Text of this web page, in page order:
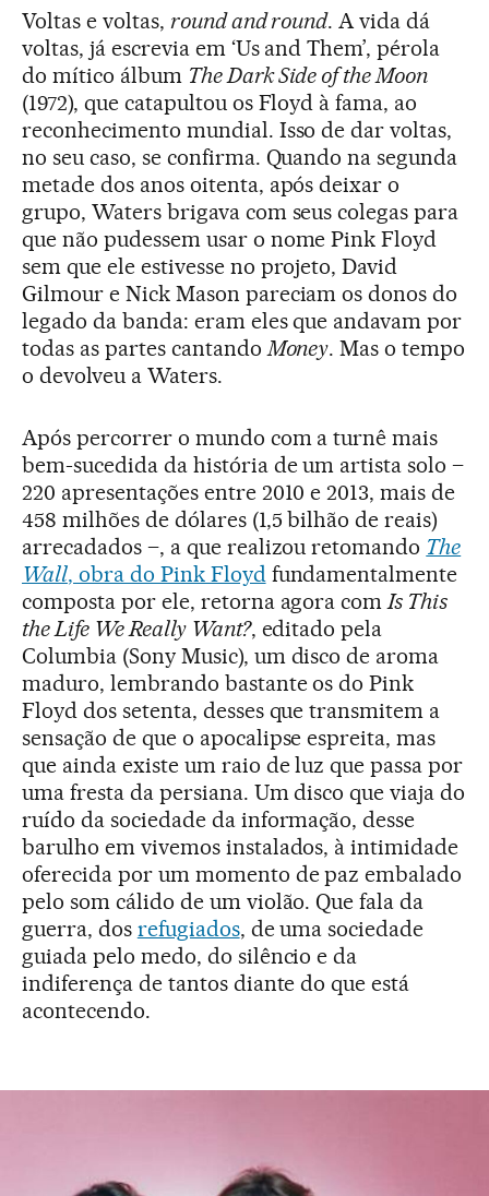
Voltas e voltas, round and round. A vida dá
voltas, já escrevia em ‘Us and Them’, pérola
do mítico álbum The Dark Side of the Moon
(1972), que catapultou os Floyd à fama, ao
reconhecimento mundial. Isso de dar voltas,
no seu caso, se confirma. Quando na segunda
metade dos anos oitenta, após deixar o
grupo, Waters brigava com seus colegas para
que não pudessem usar o nome Pink Floyd
sem que ele estivesse no projeto, David
Gilmour e Nick Mason pareciam os donos do
legado da banda: eram eles que andavam por
todas as partes cantandoMoney. Mas o tempo
o devolveu a Waters.
Após percorrer o mundo com a turnê mais
bem-sucedida da história de um artista solo –
220 apresentações entre 2010 e 2013, mais de
458 milhões de dólares (1,5 bilhão de reais)
arrecadados –, a que realizou retomando The
Wall, obra do Pink Floydfundamentalmente
composta por ele, retorna agora comIs This
the Life We Really Want?, editado pela
Columbia (Sony Music), um disco de aroma
maduro, lembrando bastante os do Pink
Floyd dos setenta, desses que transmitem a
sensação de que o apocalipse espreita, mas
que ainda existe um raio de luz que passa por
uma fresta da persiana. Um disco que viaja do
ruído da sociedade da informação, desse
barulho em vivemos instalados, à intimidade
oferecida por um momento de paz embalado
pelo som cálido de um violão. Que fala da
guerra, dos refugiados, de uma sociedade
guiada pelo medo, do silêncio e da
indiferença de tantos diante do que está
acontecendo.